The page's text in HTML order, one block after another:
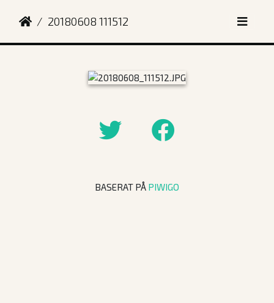
20180608 111512
BASERAT PÅ PIWIGO